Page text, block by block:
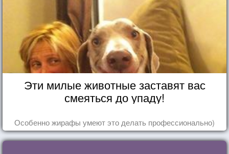
Эти милые животные заставят вас
смеяться до упаду!
Особенно жирафы умеют это делать профессионально)